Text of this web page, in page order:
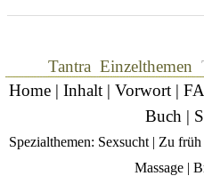
Tantra Einzelthemen
Home| Inhalt| Vorwort|
Buch |
Spezialthemen: Sexsucht| Zu früh
Massage|